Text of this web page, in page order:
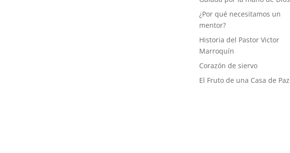
¿Por qué necesitamos un
mentor?
Historia del Pastor Victor
Marroquín
Corazón de siervo
El Fruto de una Casa de Paz